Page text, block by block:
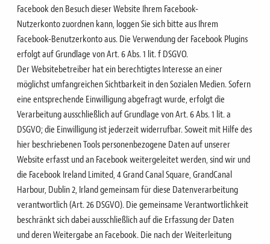
Facebook den Besuch dieser Website Ihrem Facebook-
Nutzerkontozuordnen kann, loggen Sie sich bitte aus Ihrem
Facebook-Benutzerkonto aus. Die Verwendung der Facebook Plugins
erfolgt auf Grundlage von Art. 6 Abs. 1 lit. f DSGVO.
DerWebsitebetreiber hat ein berechtigtes Interesse an einer
möglichst umfangreichen Sichtbarkeit in denSozialen Medien. Sofern
eine entsprechende Einwilligung abgefragt wurde, erfolgt die
Verarbeitungausschließlich auf Grundlage von Art. 6 Abs. 1 lit. a
DSGVO; die Einwilligung ist jederzeit widerrufbar. Soweit mit Hilfe des
hier beschriebenen Tools personenbezogene Daten auf unserer
Website erfasst und an Facebook weitergeleitet werden, sind wir und
die Facebook Ireland Limited, 4 Grand Canal Square, GrandCanal
Harbour, Dublin 2, Irland gemeinsam für diese Datenverarbeitung
verantwortlich (Art. 26 DSGVO). Die gemeinsame Verantwortlichkeit
beschränkt sich dabei ausschließlich auf die Erfassung der Daten
und deren Weitergabe an Facebook. Die nach der Weiterleitung